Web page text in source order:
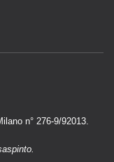
n° 276-9/92013.